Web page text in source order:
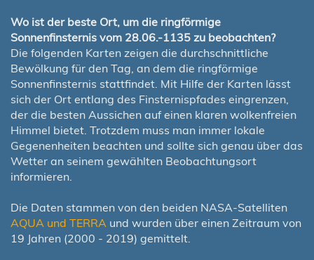
Wo ist der beste Ort, um die ringförmige
Sonnenfinsternis vom 28.06.-1135 zu beobachten?
Die folgenden Karten zeigen die durchschnittliche
Bewölkung für den Tag, an dem die ringförmige
Sonnenfinsternis stattfindet. Mit Hilfe der Karten lässt
sich der Ort entlang des Finsternispfades eingrenzen,
der die besten Aussichen auf einen klaren wolkenfreien
Himmel bietet. Trotzdem muss man immer lokale
Gegenenheiten beachten und sollte sich genau über das
Wetter an seinem gewählten Beobachtungsort
informieren.
Die Daten stammen von den beiden NASA-Satelliten
AQUA und TERRA und wurden über einen Zeitraum von
19 Jahren (2000 - 2019) gemittelt.